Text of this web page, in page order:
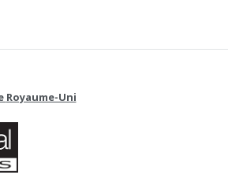
Royaume-Uni